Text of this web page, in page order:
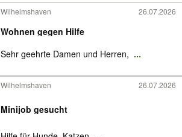
Wilhelmshaven 26.07.2026
Wohnen gegen Hilfe
Sehr geehrte Damen und Herren, ...
Wilhelmshaven 26.07.2026
Minijob gesucht